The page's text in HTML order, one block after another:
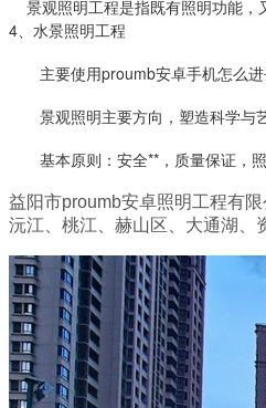
景观照明工程是指既有照明功能
4、水景照明工程
主要使用proumb安卓手机怎么进
景观照明主要方向， 塑造科学与
基本原则：安全**，质量保证
益阳市proumb安卓照明工程有限公司是专
沅江、桃江、赫山区、大